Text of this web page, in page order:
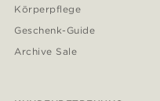
Körperpflege
Geschenk-Guide
Archive Sale